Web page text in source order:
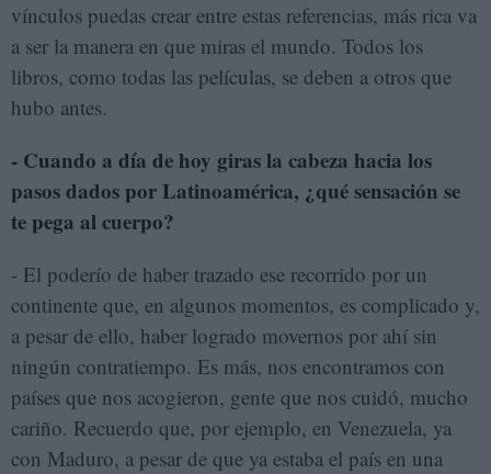
vínculos puedas crear entre estas referencias, más rica va
a ser la manera en que miras el mundo. Todos los
libros, como todas las películas, se deben a otros que
hubo antes.
- Cuando a día de hoy giras la cabeza hacia los
pasos dados por Latinoamérica, ¿qué sensación se
te pega al cuerpo?
- El poderío de haber trazado ese recorrido por un
continente que, en algunos momentos, es complicado y,
a pesar de ello, haber logrado movernos por ahí sin
ningún contratiempo. Es más, nos encontramos con
países que nos acogieron, gente que nos cuidó, mucho
cariño. Recuerdo que, por ejemplo, en Venezuela, ya
con Maduro, a pesar de que ya estaba el país en una